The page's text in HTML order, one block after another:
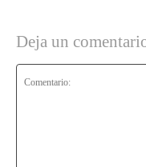
Deja un